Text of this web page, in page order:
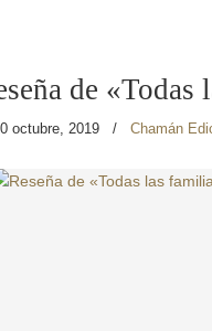
de
octubre, 2019 / Chamán